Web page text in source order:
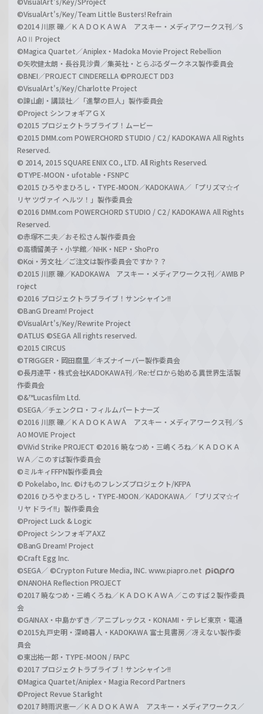
©VisualArt's/Key/Team Little Busters! Refrain
©2014 川原 礫／ＫＡＤＯＫＡＷＡ アスキー・メディアワークス刊／S
AOⅡ Project
©Magica Quartet／Aniplex・Madoka Movie Project Rebellion
©矢吹健太朗・長谷見沙貴／集英社・とらぶるダークネス製作委員会
©BNEI／PROJECT CINDERELLA ©PROJECT DD3
©VisualArt's/Key/Charlotte Project
©諫山創・講談社／「進撃の巨人」製作委員会
©Project シンフォギアＧＸ
©2015 プロジェクトラブライブ！ムービー
©2015 DMM.com POWERCHORD STUDIO / C2 / KADOKAWA All Rights
Reserved.
© 2014, 2015 SQUARE ENIX CO., LTD. All Rights Reserved.
©TYPE-MOON・ufotable・FSNPC
©2015 ひろやまひろし・TYPE-MOON／KADOKAWA／「プリズマ☆イ
リヤ ツヴァイ ヘルツ！」製作委員会
©2016 DMM.com POWERCHORD STUDIO / C2 / KADOKAWA All Rights
Reserved.
©赤塚不二夫／おそ松さん製作委員会
©高橋留美子・小学館／NHK・NEP・ShoPro
©Koi・芳文社／ご注文は製作委員会ですか？？
©2015 川原 礫／KADOKAWA アスキー・メディアワークス刊／AWIB P
roject
©2016 プロジェクトラブライブ！サンシャイン!!
©BanG Dream! Project
©VisualArt's/Key/Rewrite Project
©ATLUS ©SEGA All rights reserved.
©2015 CIRCUS
©TRIGGER・岡田麿里／キズナイーバー製作委員会
©長月達平・株式会社KADOKAWA刊／Re:ゼロから始める異世界生活製
作委員会
©&™Lucasfilm Ltd.
©SEGA／チェンクロ・フィルムパートナーズ
©2016 川原 礫／ＫＡＤＯＫＡＷＡ アスキー・メディアワークス刊／S
AO MOVIE Project
©ViVid Strike PROJECT ©2016 暁なつめ・三嶋くろね／ＫＡＤＯＫＡ
ＷＡ／このすば製作委員会
©ミルキィFFPN製作委員会
© Pokelabo, Inc. ©けものフレンズプロジェクト/KFPA
©2016 ひろやまひろし・TYPE-MOON／KADOKAWA／「プリズマ☆イ
リヤ ドライ!!」製作委員会
©Project Luck & Logic
©Project シンフォギアAXZ
©BanG Dream! Project
©Craft Egg Inc.
©SEGA／ ©Crypton Future Media, INC. www.piapro.net
©NANOHA Reflection PROJECT
©2017 暁なつめ・三嶋くろね／ＫＡＤＯＫＡＷＡ／このすば２製作委員
会
©GAINAX・中島かずき／アニプレックス・KONAMI・テレビ東京・電通
©2015丸戸史明・深崎暮人・KADOKAWA 富士見書房／冴えない製作委
員会
©東出祐一郎・TYPE-MOON / FAPC
©2017 プロジェクトラブライブ！サンシャイン!!
©Magica Quartet/Aniplex・Magia Record Partners
©Project Revue Starlight
©2017 時雨沢恵一／ＫＡＤＯＫＡＷＡ アスキー・メディアワークス／